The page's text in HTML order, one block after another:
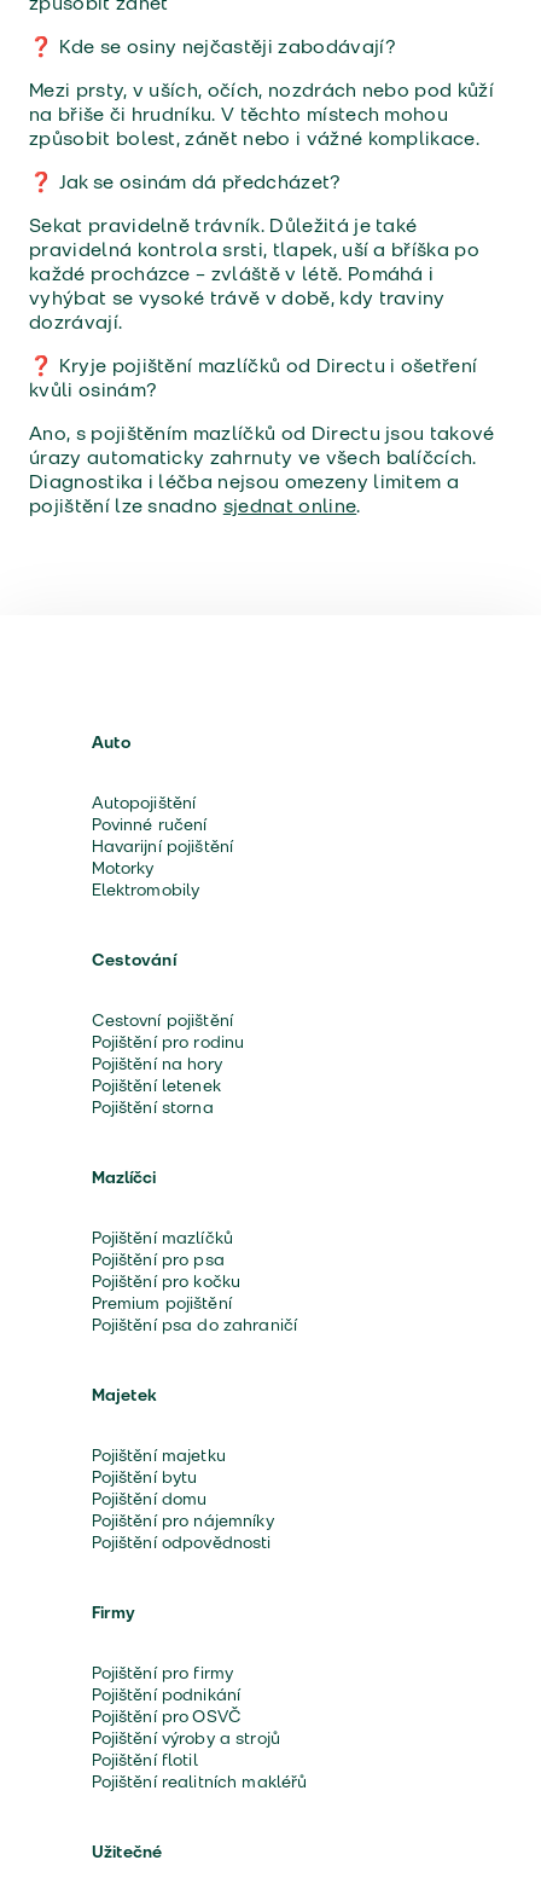
❓ Kde se osiny nejčastěji zabodávají?
Mezi prsty, v uších, očích, nozdrách nebo pod kůží
na břiše či hrudníku. V těchto místech mohou
způsobit bolest, zánět nebo i vážné komplikace.
❓ Jak se osinám dá předcházet?
Sekat pravidelně trávník. Důležitá je také
pravidelná kontrola srsti, tlapek, uší a bříška po
každé procházce – zvláště v létě. Pomáhá i
vyhýbat se vysoké trávě v době, kdy traviny
dozrávají.
❓ Kryje pojištění mazlíčků od Directu i ošetření
kvůli osinám?
Ano, s pojištěním mazlíčků od Directu jsou takové
úrazy automaticky zahrnuty ve všech balíčcích.
Diagnostika i léčba nejsou omezeny limitem a
pojištění lze snadno sjednat online.
Auto
Autopojištění
Povinné ručení
Havarijní pojištění
Motorky
Elektromobily
Cestování
Cestovní pojištění
Pojištění pro rodinu
Pojištění na hory
Pojištění letenek
Pojištění storna
Mazlíčci
Pojištění mazlíčků
Pojištění pro psa
Pojištění pro kočku
Premium pojištění
Pojištění psa do zahraničí
Majetek
Pojištění majetku
Pojištění bytu
Pojištění domu
Pojištění pro nájemníky
Pojištění odpovědnosti
Firmy
Pojištění pro firmy
Pojištění podnikání
Pojištění pro OSVČ
Pojištění výroby a strojů
Pojištění flotil
Pojištění realitních makléřů
Užitečné